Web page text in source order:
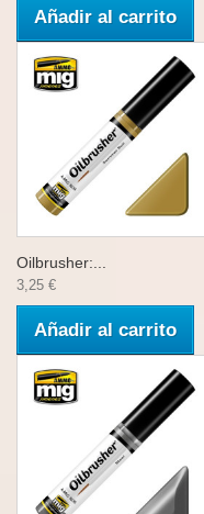
Añadir al carrito
Oilbrusher:...
3,25 €
Añadir al carrito